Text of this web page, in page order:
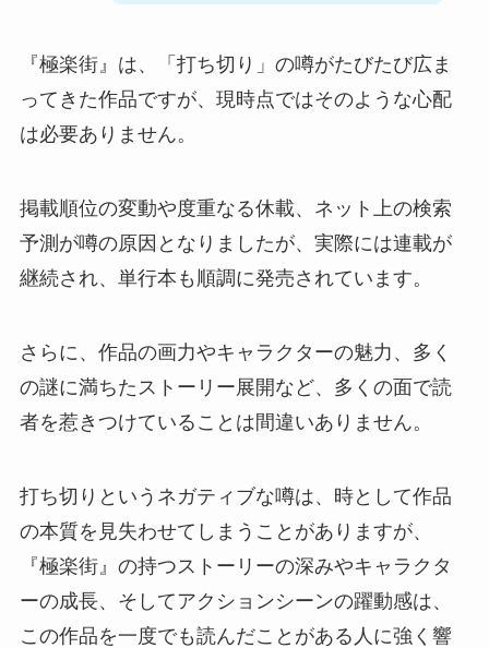
『極楽街』は、「打ち切り」の噂がたびたび広ま
ってきた作品ですが、現時点ではそのような心配
は必要ありません。
掲載順位の変動や度重なる休載、ネット上の検索
予測が噂の原因となりましたが、実際には連載が
継続され、単行本も順調に発売されています。
さらに、作品の画力やキャラクターの魅力、多く
の謎に満ちたストーリー展開など、多くの面で読
者を惹きつけていることは間違いありません。
打ち切りというネガティブな噂は、時として作品
の本質を見失わせてしまうことがありますが、
『極楽街』の持つストーリーの深みやキャラクタ
ーの成長、そしてアクションシーンの躍動感は、
この作品を一度でも読んだことがある人に強く響